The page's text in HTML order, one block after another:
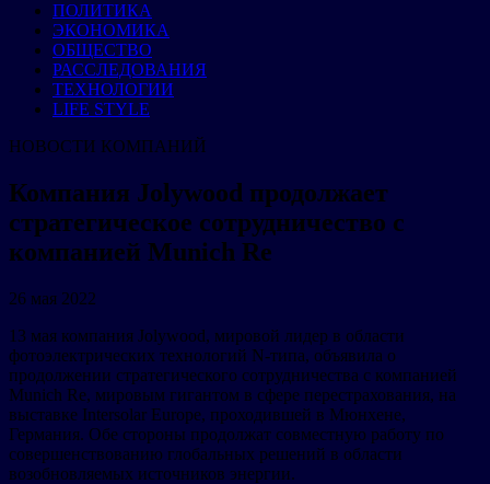
ПОЛИТИКА
ЭКОНОМИКА
ОБЩЕСТВО
РАССЛЕДОВАНИЯ
ТЕХНОЛОГИИ
LIFE STYLE
НОВОСТИ КОМПАНИЙ
Компания Jolywood продолжает
стратегическое сотрудничество с
компанией Munich Re
26 мая 2022
13 мая компания Jolywood, мировой лидер в области
фотоэлектрических технологий N-типа, объявила о
продолжении стратегического сотрудничества с компанией
Munich Re, мировым гигантом в сфере перестрахования, на
выставке Intersolar Europe, проходившей в Мюнхене,
Германия. Обе стороны продолжат совместную работу по
совершенствованию глобальных решений в области
возобновляемых источников энергии.